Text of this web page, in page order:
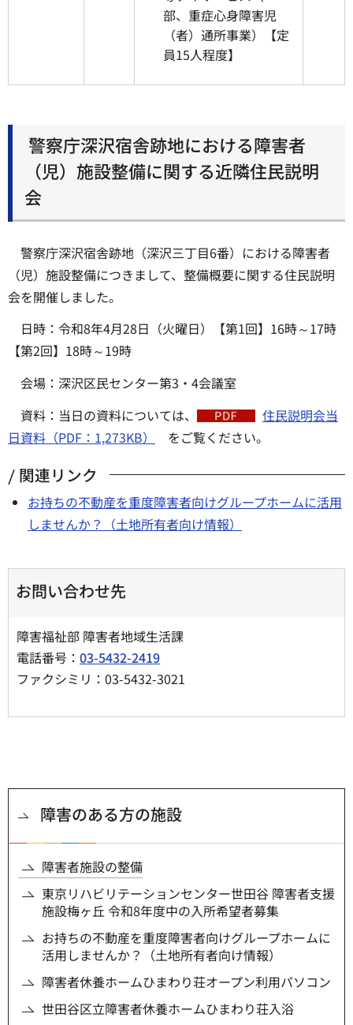
部、重症心身障害児
（者）通所事業）【定
員15人程度】
警察庁深沢宿舎跡地における障害者
（児）施設整備に関する近隣住民説明
会
警察庁深沢宿舎跡地（深沢三丁目6番）における障害者
（児）施設整備につきまして、整備概要に関する住民説明
会を開催しました。
日時：令和8年4月28日（火曜日）【第1回】16時～17時
【第2回】18時～19時
会場：深沢区民センター第3・4会議室
資料：当日の資料については、
住民説明会当
日資料（PDF：1,273KB）
をご覧ください。
関連リンク
お持ちの不動産を重度障害者向けグループホームに活用
しませんか？（土地所有者向け情報）
お問い合わせ先
障害福祉部 障害者地域生活課
電話番号： 03-5432-2419
ファクシミリ：03-5432-3021
障害のある方の施設
障害者施設の整備
東京リハビリテーションセンター世田谷 障害者支援
施設梅ヶ丘 令和8年度中の入所希望者募集
お持ちの不動産を重度障害者向けグループホームに
活用しませんか？（土地所有者向け情報）
障害者休養ホームひまわり荘オープン利用パソコン
世田谷区立障害者休養ホームひまわり荘入浴